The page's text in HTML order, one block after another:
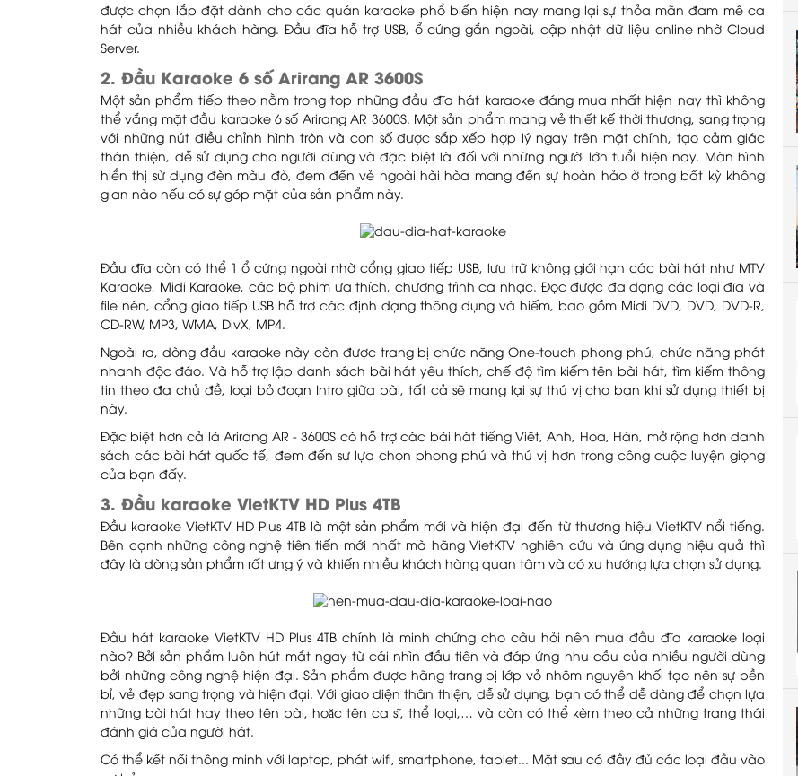
được chọn lắp đặt dành cho các quán karaoke phổ biến hiện nay mang lại sự thỏa mãn đam mê ca
hát của nhiều khách hàng. Đầu đĩa hỗ trợ USB, ổ cứng gắn ngoài, cập nhật dữ liệu online nhờ Cloud
Server.
2. Đầu Karaoke 6 số Arirang AR 3600S
Một sản phẩm tiếp theo nằm trong top những đầu đĩa hát karaoke đáng mua nhất hiện nay thì không
thể vắng mặt đầu karaoke 6 số Arirang AR 3600S. Một sản phẩm mang vẻ thiết kế thời thượng, sang trọng
với những nút điều chỉnh hình tròn và con số được sắp xếp hợp lý ngay trên mặt chính, tạo cảm giác
thân thiện, dễ sử dụng cho người dùng và đặc biệt là đối với những người lớn tuổi hiện nay. Màn hình
hiển thị sử dụng đèn màu đỏ, đem đến vẻ ngoài hài hòa mang đến sự hoàn hảo ở trong bất kỳ không
gian nào nếu có sự góp mặt của sản phẩm này.
Đầu đĩa còn có thể 1 ổ cứng ngoài nhờ cổng giao tiếp USB, lưu trữ không giới hạn các bài hát như MTV
Karaoke, Midi Karaoke, các bộ phim ưa thích, chương trình ca nhạc. Đọc được đa dạng các loại đĩa và
file nén, cổng giao tiếp USB hỗ trợ các định dạng thông dụng và hiếm, bao gồm Midi DVD, DVD, DVD-R,
CD-RW, MP3, WMA, DivX, MP4.
Ngoài ra, dòng đầu karaoke này còn được trang bị chức năng One-touch phong phú, chức năng phát
nhanh độc đáo. Và hỗ trợ lập danh sách bài hát yêu thích, chế độ tìm kiếm tên bài hát, tìm kiếm thông
tin theo đa chủ đề, loại bỏ đoạn Intro giữa bài, tất cả sẽ mang lại sự thú vị cho bạn khi sử dụng thiết bị
này.
Đặc biệt hơn cả là Arirang AR - 3600S có hỗ trợ các bài hát tiếng Việt, Anh, Hoa, Hàn, mở rộng hơn danh
sách các bài hát quốc tế, đem đến sự lựa chọn phong phú và thú vị hơn trong công cuộc luyện giọng
của bạn đấy.
3. Đầu karaoke VietKTV HD Plus 4TB
Đầu karaoke VietKTV HD Plus 4TB là một sản phẩm mới và hiện đại đến từ thương hiệu VietKTV nổi tiếng.
Bên cạnh những công nghệ tiên tiến mới nhất mà hãng VietKTV nghiên cứu và ứng dụng hiệu quả thì
đây là dòng sản phẩm rất ưng ý và khiến nhiều khách hàng quan tâm và có xu hướng lựa chọn sử dụng.
Đầu hát karaoke VietKTV HD Plus 4TB chính là minh chứng cho câu hỏi nên mua đầu đĩa karaoke loại
nào? Bởi sản phẩm luôn hút mắt ngay từ cái nhìn đầu tiên và đáp ứng nhu cầu của nhiều người dùng
bởi những công nghệ hiện đại. Sản phẩm được hãng trang bị lớp vỏ nhôm nguyên khối tạo nên sự bền
bỉ, vẻ đẹp sang trọng và hiện đại. Với giao diện thân thiện, dễ sử dụng, bạn có thể dễ dàng để chọn lựa
những bài hát hay theo tên bài, hoặc tên ca sĩ, thể loại,… và còn có thể kèm theo cả những trạng thái
đánh giá của người hát.
Có thể kết nối thông minh với laptop, phát wifi, smartphone, tablet... Mặt sau có đầy đủ các loại đầu vào